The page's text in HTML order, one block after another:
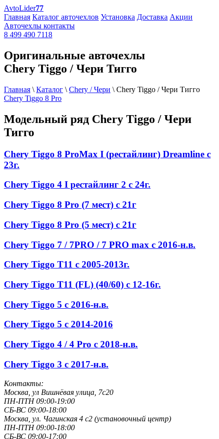
AvtoLider77
Главная Каталог авточехлов Установка Доставка Акции
Авточехлы контакты
8 499 490 7118
Оригинальные авточехлы
Chery Tiggo / Чери Тигго
Главная \ Каталог \ Chery / Чери \ Chery Tiggo / Чери Тигго
Chery Tiggo 8 Pro
Модельный ряд Chery Tiggo / Чери
Тигго
Chery Tiggo 8 ProMax I (рестайлинг) Dreamline с
23г.
Chery Tiggo 4 I рестайлинг 2 с 24г.
Chery Tiggo 8 Pro (7 мест) с 21г
Chery Tiggo 8 Pro (5 мест) с 21г
Chery Tiggo 7 / 7PRO / 7 PRO max с 2016-н.в.
Chery Tiggo Т11 с 2005-2013г.
Chery Tiggo T11 (FL) (40/60) с 12-16г.
Chery Tiggo 5 с 2016-н.в.
Chery Tiggo 5 с 2014-2016
Chery Tiggo 4 / 4 Pro с 2018-н.в.
Chery Tiggo 3 с 2017-н.в.
Контакты:
Москва, ул Вишнёвая улица, 7с20
ПН-ПТН 09:00-19:00
СБ-ВС 09:00-18:00
Москва, ул. Чагинская 4 с2 (установочный центр)
ПН-ПТН 09:00-18:00
СБ-ВС 09:00-17:00